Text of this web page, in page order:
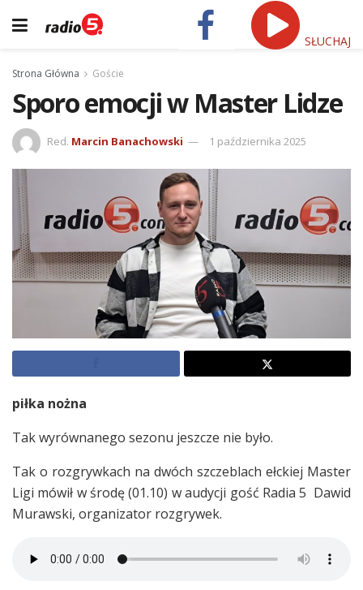
SŁUCHAJ
Strona Główna Goście
Sporo emocji w Master Lidze
Red. Marcin Banachowski 1 października 2025
piłka nożna
Tak wyrównanego sezonu jeszcze nie było.
Tak o rozgrywkach na dwóch szczeblach ełckiej Master
Ligi mówił w środę (01.10) w audycji gość Radia 5 Dawid
Murawski, organizator rozgrywek.